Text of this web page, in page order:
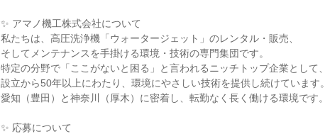
✨ アマノ機工株式会社について
私たちは、高圧洗浄機「ウォータージェット」のレンタル・販売、
そしてメンテナンスを手掛ける環境・技術の専門集団です。
特定の分野で「ここがないと困る」と言われるニッチトップ企業として、
設立から50年以上にわたり、環境にやさしい技術を提供し続けています。
愛知（豊田）と神奈川（厚木）に密着し、転勤なく長く働ける環境です。
✨ 応募について